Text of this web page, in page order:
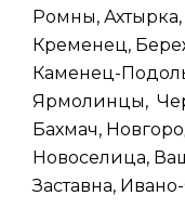
Ромны, Ахтырка,
Кременец,
Каменец-
Ярмолинцы,
Бахмач,
Новоселица,
Заставна,